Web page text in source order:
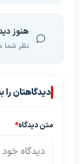
هنوز
نظر شما
دیدگاهتان را
متن دیدگاه*